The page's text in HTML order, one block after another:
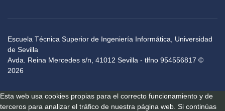
Escuela Técnica Superior de Ingeniería Informática, Universidad
de Sevilla
Avda. Reina Mercedes s/n, 41012 Sevilla - tlfno 954556817 ©
2026
Esta web usa cookies propias para el correcto funcionamiento y de
terceros para analizar el tráfico de nuestra página web. Si continúas